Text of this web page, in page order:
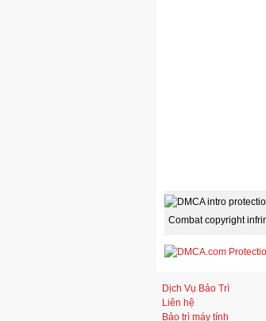
Combat copyright
Dịch Vụ Bảo Trì
Liên hệ
Bảo trì máy tính